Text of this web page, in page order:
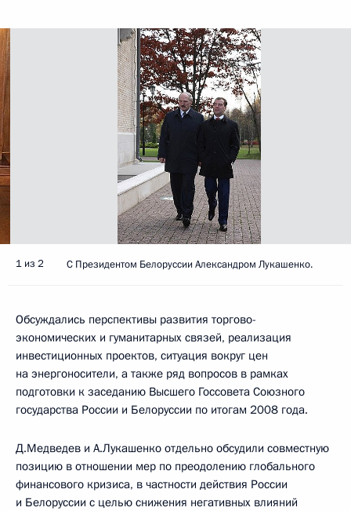
1 из 2 С Президентом Белоруссии Александром Лукашенко.
Обсуждались перспективы развития торгово-
экономических и гуманитарных связей, реализация
инвестиционных проектов, ситуация вокруг цен
на энергоносители, а также ряд вопросов в рамках
подготовки к заседанию Высшего Госсовета Союзного
государства России и Белоруссии по итогам 2008 года.
Д.Медведев и А.Лукашенко отдельно обсудили совместную
позицию в отношении мер по преодолению глобального
финансового кризиса, в частности действия России
и Белоруссии с целью снижения негативных влияний